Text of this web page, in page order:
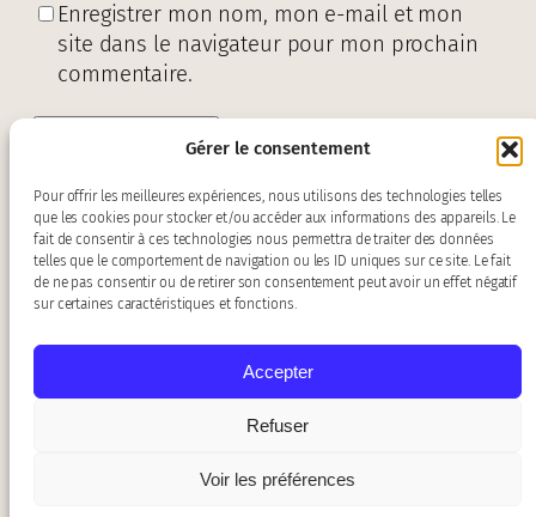
Gérer le consentement
Pour offrir les meilleures expériences, nous utilisons des technologies telles
que les cookies pour stocker et/ou accéder aux informations des appareils. Le
fait de consentir à ces technologies nous permettra de traiter des données
telles que le comportement de navigation ou les ID uniques sur ce site. Le fait
de ne pas consentir ou de retirer son consentement peut avoir un effet négatif
sur certaines caractéristiques et fonctions.
Accepter
Refuser
Voir les préférences
Enregistrer mon nom, mon e-mail et mon
site dans le navigateur pour mon prochain
commentaire.
Contact :baroquiades@gmail.com
confidentialité